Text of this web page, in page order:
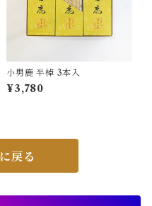
小男鹿 半棹 3本入
¥3,780
戻る